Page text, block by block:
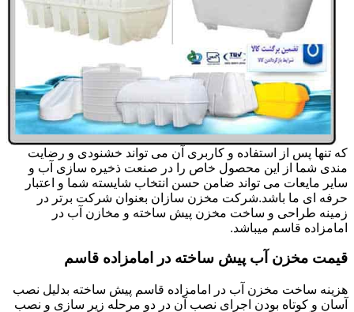
که تنها پس از استفاده و کاربری آن می تواند خشنودی و رضایت
مندی شما از این محصول خاص را در صنعت ذخیره سازی آب و
سایر مایعات می تواند ضامن حسن انتخاب شایسته شما و اعتبار
حرفه ای ما باشد.شرکت مخزن سازان بعنوان شرکت برتر در
زمینه طراحی و ساخت مخزن پیش ساخته و مخازن آب در
امامزاده قاسم میباشد.
قیمت مخزن آب پیش ساخته در امامزاده قاسم
هزینه ساخت مخزن آب در امامزاده قاسم پیش ساخته بدلیل نصب
آسان و کوتاه بودن اجرای نصب آن در دو مرحله زیر سازی و نصب